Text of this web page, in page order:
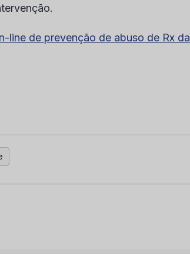
line de prevenção de abuso de Rx da